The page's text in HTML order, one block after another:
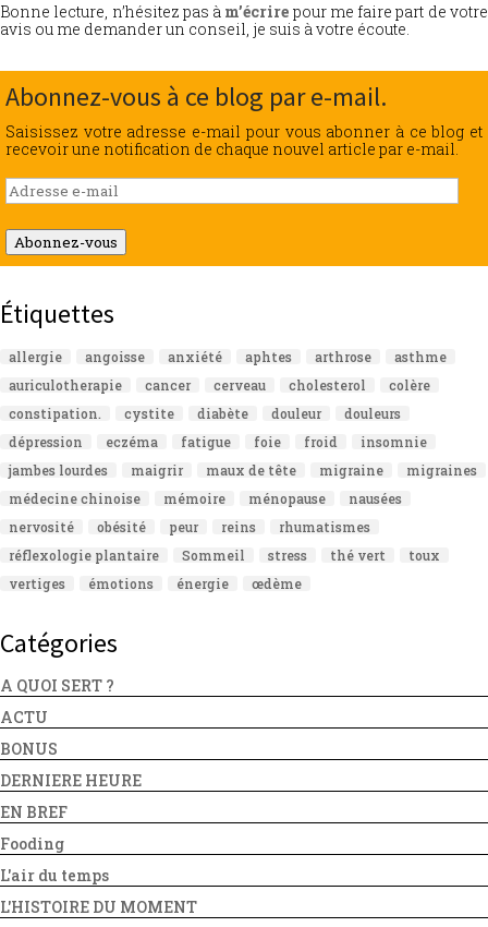
Bonne lecture, n’hésitez pas à m’écrire pour me faire part de votre
avis ou me demander un conseil, je suis à votre écoute.
Abonnez-vous à ce blog par e-mail.
Saisissez votre adresse e-mail pour vous abonner à ce blog et
recevoir une notification de chaque nouvel article par e-mail.
Adresse
e-
mail
Abonnez-vous
Étiquettes
allergie angoisse anxiété aphtes arthrose
asthme
auriculotherapie
cancer cerveau cholesterol
colère
constipation.
cystite diabète douleur
douleurs
dépression
eczéma fatigue foie froid
insomnie
jambes lourdes
maigrir maux de tête migraine
migraines
médecine chinoise
mémoire ménopause
nausées
nervosité
obésité peur reins
rhumatismes
réflexologie plantaire
Sommeil stress thé vert
toux
vertiges
émotions énergie œdème
Catégories
A QUOI SERT ?
ACTU
BONUS
DERNIERE HEURE
EN BREF
Fooding
L'air du temps
L'HISTOIRE DU MOMENT